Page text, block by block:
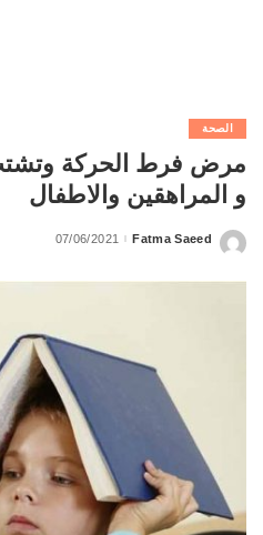
الصحة
مرض فرط الحركة وتشتت
و المراهقين والاطفال
Posted
Fatma Saeed
07/06/2021